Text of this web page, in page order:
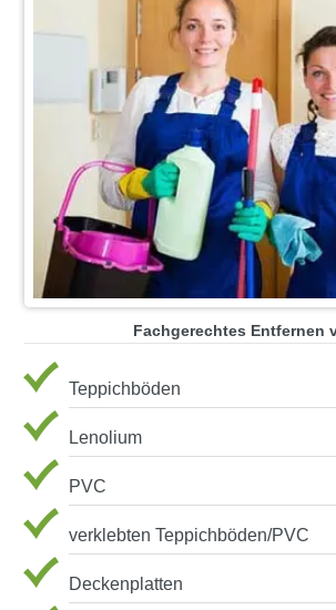
Fachgerechtes Entfernen
Teppichböden
Lenolium
PVC
verklebten Teppichböden/PVC
Deckenplatten